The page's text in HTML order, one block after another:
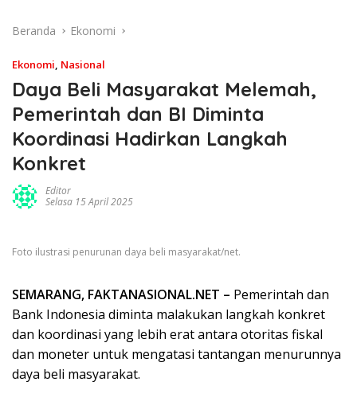
Beranda Ekonomi
Ekonomi, Nasional
Daya Beli Masyarakat Melemah,
Pemerintah dan BI Diminta
Koordinasi Hadirkan Langkah
Konkret
Editor
Selasa 15 April 2025
Foto ilustrasi penurunan daya beli masyarakat/net.
SEMARANG, FAKTANASIONAL.NET – Pemerintah dan
Bank Indonesia diminta malakukan langkah konkret
dan koordinasi yang lebih erat antara otoritas fiskal
dan moneter untuk mengatasi tantangan menurunnya
daya beli masyarakat.